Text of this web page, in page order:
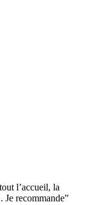
l’accueil, la
Je recommande”